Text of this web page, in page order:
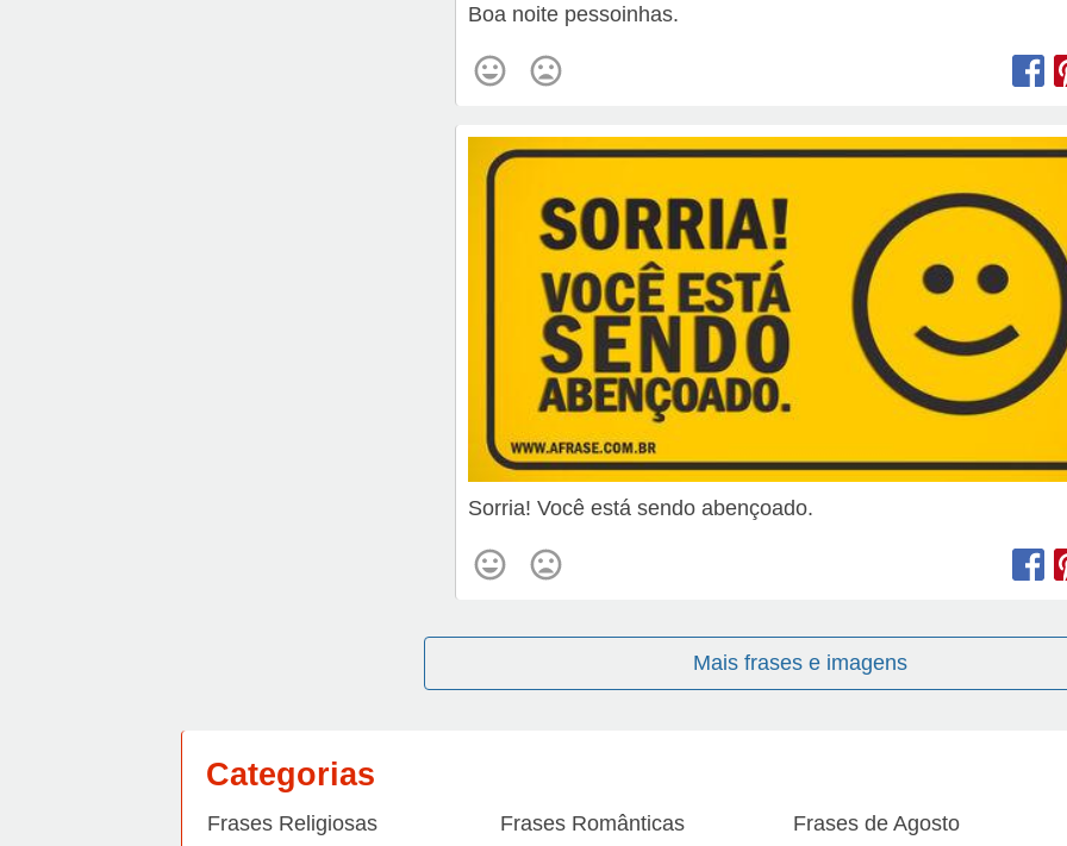
Boa noite pessoinhas.
Sorria! Você está sendo abençoado.
Mais frases e imagens
Categorias
Frases Religiosas Frases Românticas Frases de Agosto